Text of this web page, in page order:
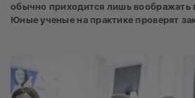
обычно приходится лишь воображать
Юные ученые на практике проверят